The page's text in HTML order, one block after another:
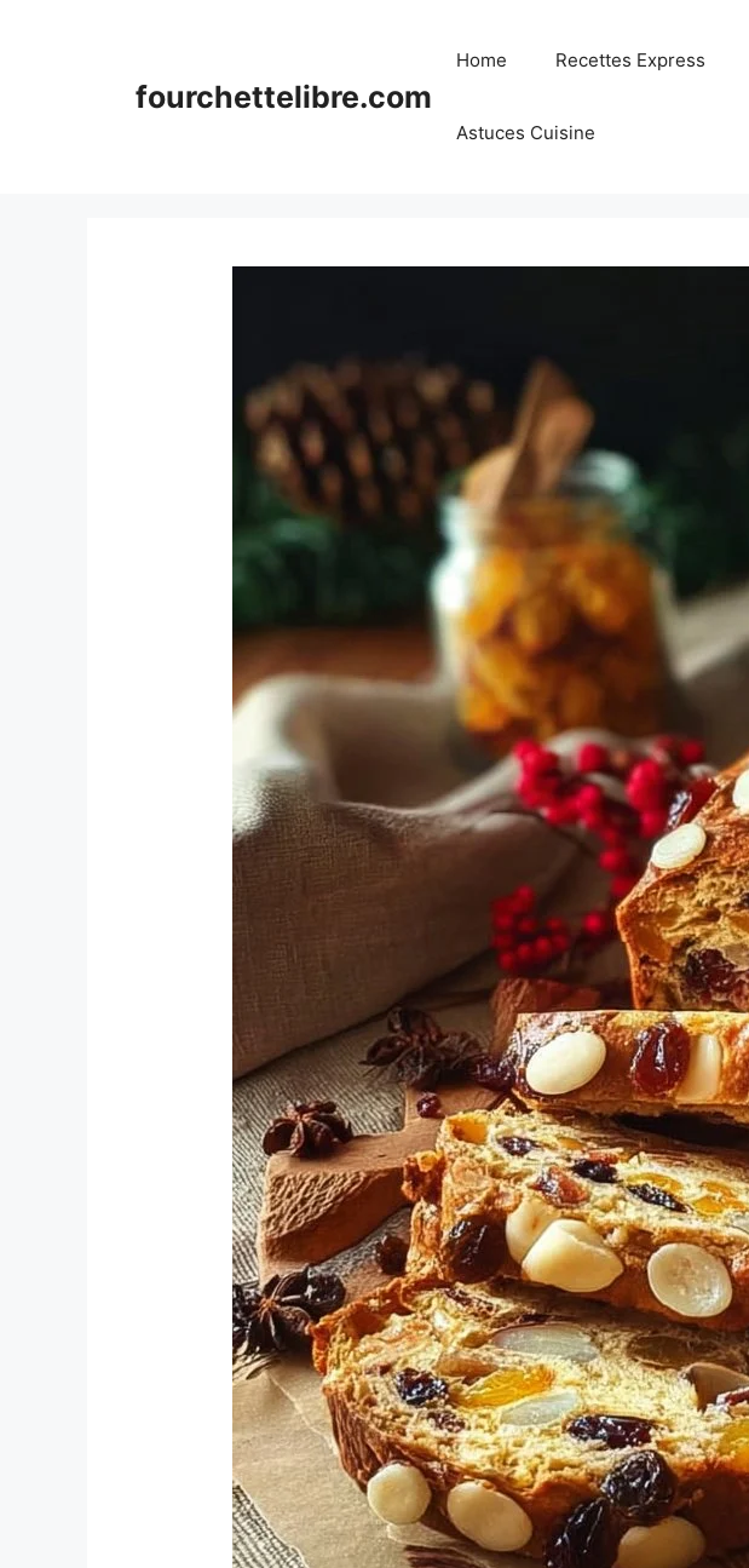
fourchettelibre.com
Home Recettes Express
Astuces Cuisine